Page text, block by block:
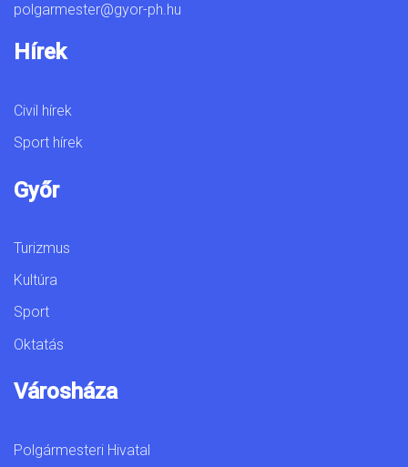
polgarmester@gyor-ph.hu
Hírek
Civil hírek
Sport hírek
Győr
Turizmus
Kultúra
Sport
Oktatás
Városháza
Polgármesteri Hivatal